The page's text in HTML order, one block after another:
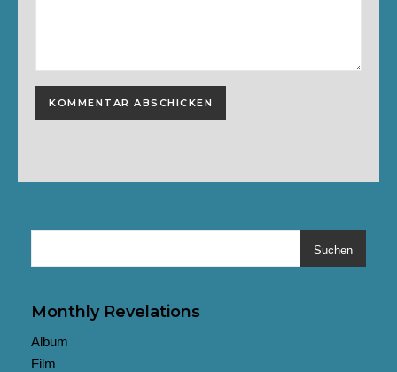
Suchen
Monthly Revelations
Album
Film